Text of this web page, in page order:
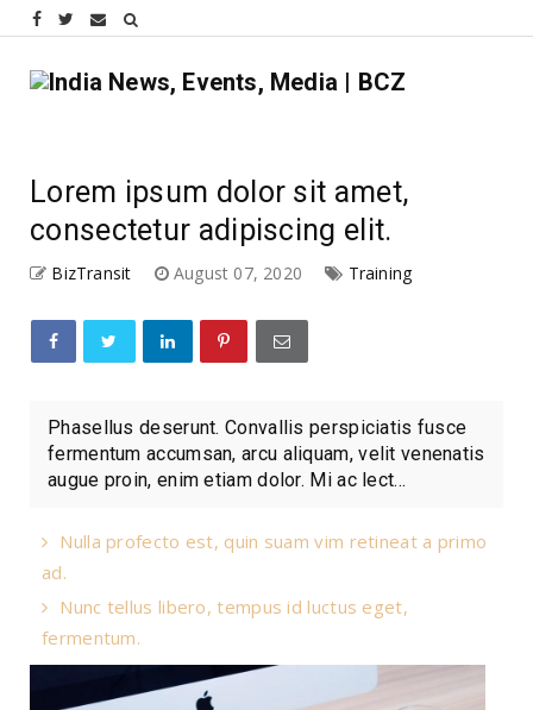
Lorem ipsum dolor sit amet,
consectetur adipiscing elit.
BizTransit August 07, 2020 Training
Phasellus deserunt. Convallis perspiciatis fusce
fermentum accumsan, arcu aliquam, velit venenatis
augue proin, enim etiam dolor. Mi ac lect...
Nulla profecto est, quin suam vim retineat a primo
ad.
Nunc tellus libero, tempus id luctus eget,
fermentum.